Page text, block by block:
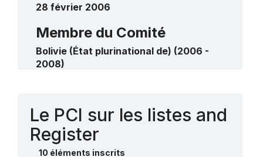
28 février 2006
Membre du Comité
Bolivie (État plurinational de) (2006 -
2008)
Le PCI sur les listes and
Register
10 éléments inscrits